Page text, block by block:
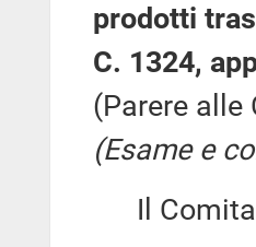
prodotti
C. 1324,
(Parere alle
(Esame e
Il